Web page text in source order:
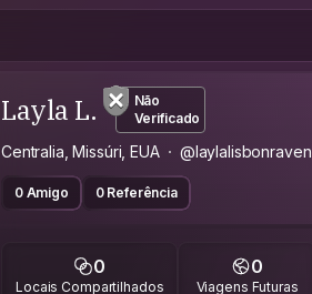
Layla L.
Não
Verificado
Centralia, Missúri, EUA @laylalisbonraven
0 Amigo 0 Referência
0
Locais Compartilhados
0
Viagens Futuras